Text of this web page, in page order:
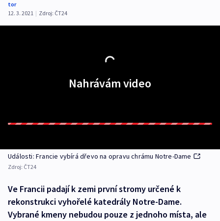
tor
12. 3. 2021 | Zdroj: ČT24
Nahrávám video
Události: Francie vybírá dřevo na opravu chrámu Notre-Dame
Zdroj: ČT24
Ve Francii padají k zemi první stromy určené k
rekonstrukci vyhořelé katedrály Notre-Dame.
Vybrané kmeny nebudou pouze z jednoho místa, ale